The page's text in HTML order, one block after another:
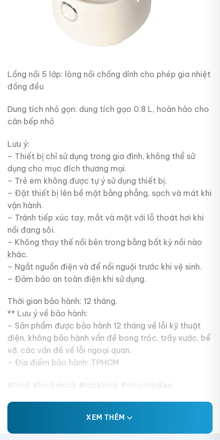
Lồng nồi 5 lớp: lòng nồi chống dính cho phép gia nhiệt
đồng đều
Dung tích nhỏ gọn: dung tích gạo 0.8 L, hoàn hảo cho
căn bếp nhỏ
Lưu ý:
– Thiết bị chỉ sử dụng trong gia đình, không thể sử
dụng cho mục đích thương mại.
– Trẻ em không được tự ý sử dụng thiết bị.
– Đặt thiết bị lên bề mặt bằng phẳng, sạch và mát khi
vận hành.
– Tránh tiếp xúc tay, mắt và mặt với lỗ thoát hơi khi
nồi đang sôi.
– Không thay thế nồi bên trong bằng bất kỳ nồi nào
khác.
– Ngắt nguồn điện và để nồi nguội trước khi vệ sinh.
– Đảm bảo an toàn điện khi sử dụng.
Thời gian bảo hành: 12 tháng.
** Lưu ý về bảo hành:
– Sản phẩm được bảo hành 12 tháng về lỗi kỹ thuật
điện, không bảo hành vấn đề bong tróc, trầy xước, bể
vỡ, các vấn đề về lỗi ngoại quan.
– Địa điểm bảo hành: TPHCM
#lock #locknlock #locklock #noicomdien
XEM THÊM